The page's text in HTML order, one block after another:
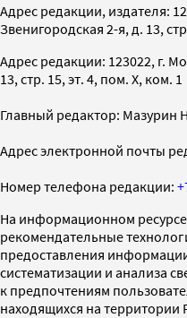
Адрес редакции, издателя:
Звенигородская 2-я, д. 13,
Адрес редакции: 123022, г.
13, стр. 15, эт. 4, пом. X, ком. 1
Главный редактор: Мазурин
Адрес электронной почты
Номер телефона редакции:
На информационном
рекомендательные
предоставления
систематизации и анализа
к предпочтениям
находящихся на